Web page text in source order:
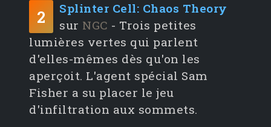
2
Splinter Cell: Chaos Theory
sur NGC - Trois petites
lumières vertes qui parlent
d'elles-mêmes dès qu'on les
aperçoit. L'agent spécial Sam
Fisher a su placer le jeu
d'infiltration aux sommets.